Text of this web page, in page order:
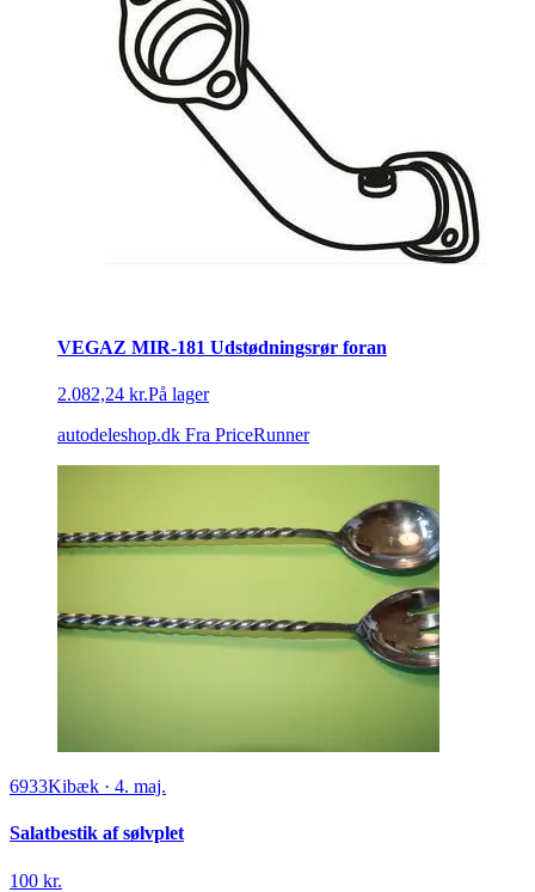
VEGAZ MIR-181 Udstødningsrør foran
2.082,24 kr.På lager
autodeleshop.dk Fra PriceRunner
6933Kibæk · 4. maj.
Salatbestik af sølvplet
100 kr.